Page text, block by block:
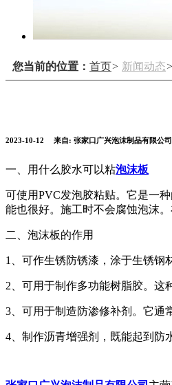
您当前的位置： 首页> 新闻动态>
2023-10-12 来自: 张家口广兴泡沫制品有限公司
一、用什么胶水可以粘泡沫板
可使用PVC发泡胶粘贴。它是一
能也很好。施工时不会腐蚀泡沫
二、泡沫板的作用
1、可作生锈防锈漆，涂于生锈钢
2、可用于制作多功能树脂胶。这
3、可用于制造防渗修补剂。它通
4、制作沥青增强剂，既能起到防